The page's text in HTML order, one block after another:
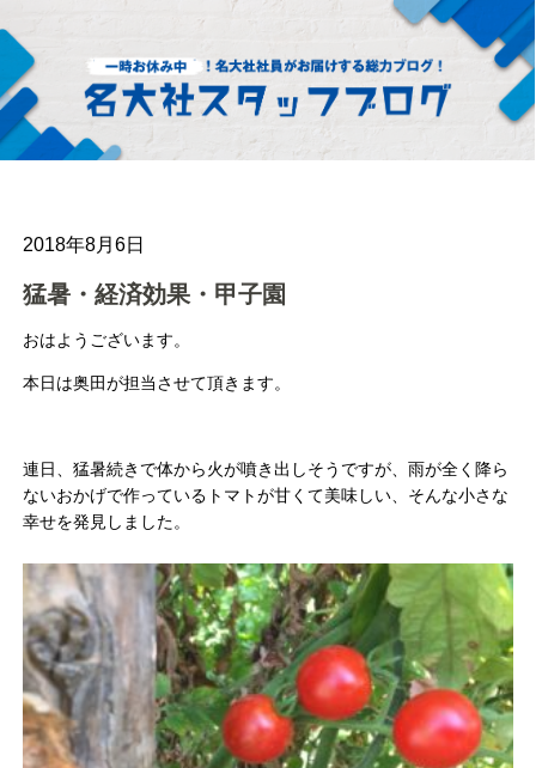
2018年8月6日
猛暑・経済効果・甲子園
おはようございます。
本日は奥田が担当させて頂きます。
連日、猛暑続きで体から火が噴き出しそうですが、雨が全く降ら
ないおかげで作っているトマトが甘くて美味しい、そんな小さな
幸せを発見しました。